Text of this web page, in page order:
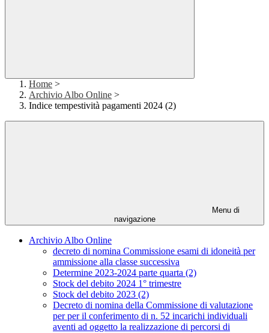
Home >
Archivio Albo Online >
Indice tempestività pagamenti 2024 (2)
Menu di
navigazione
Archivio Albo Online
decreto di nomina Commissione esami di idoneità per
ammissione alla classe successiva
Determine 2023-2024 parte quarta (2)
Stock del debito 2024 1° trimestre
Stock del debito 2023 (2)
Decreto di nomina della Commissione di valutazione
per per il conferimento di n. 52 incarichi individuali
aventi ad oggetto la realizzazione di percorsi di